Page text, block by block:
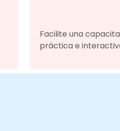
Facilite una
práctica e